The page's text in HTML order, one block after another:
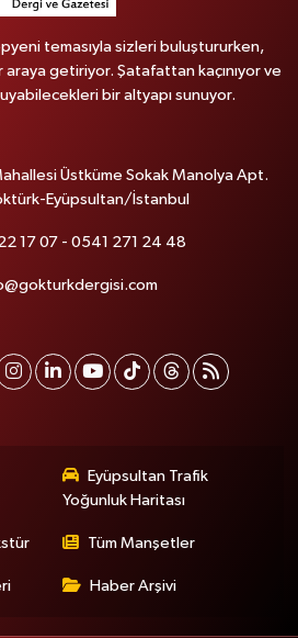
temasıyla sizleri buluştururken,
getiriyor. Şatafattan kaçınıyor ve
bir altyapı sunuyor.
Üstküme Sokak Manolya Apt.
Eyüpsultan/İstanbul
17 07 - 0541 271 24 48
Eyüpsultan Trafik
Yoğunluk Haritası
Tüm Manşetler
Haber Arşivi